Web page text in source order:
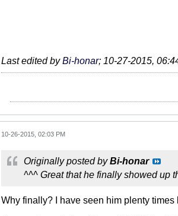
Last edited byBi-honar; 10-27-2015,
10-26-2015, 02:03 PM
Originally posted byBi-honar
^^^ Great that he finally showed up
Why finally? I have seen him plenty